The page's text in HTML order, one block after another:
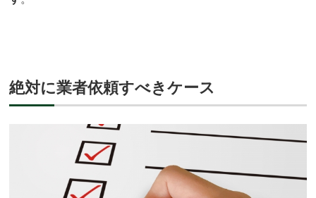
絶対に業者依頼すべきケース